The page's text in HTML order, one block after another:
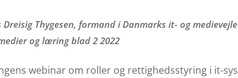
Dreisig Thygesen, formand i Danmarks it- og
og læring blad 2 2022
webinar om roller og rettighedsstyring i it-